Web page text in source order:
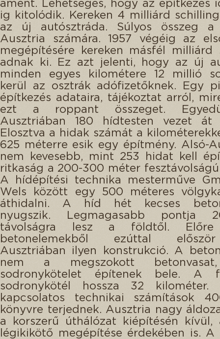
áment. Lehetséges, hogy az építkezés
ig kitolódik. Kereken 4 milliárd
az új autósztráda. Súlyos összeg
Ausztria számára. 1957 végéig az
megépítésére kereken másfél milliárd
adnak ki. Ez azt jelenti, hogy az új
minden egyes kilométere 12 millió
kerül az osztrák adófizetőknek. Egy
építkezés adataira, tájékoztat arról,
ezt a roppant összeget.
Ausztriában 180 hídtesten vezet át
Elosztva a hidak számát a
625 méterre esik egy építmény. Alsó-
nem kevesebb, mint 253 hidat kell
ritkaság a 200-300 méter
A hídépítési technika mesterműve
Wels között egy 500 méteres
áthidalni. A híd hét kecses
nyugszik. Legmagasabb pontja
távolságra lesz a földtől. Előre
betonelemekből ezúttal
Ausztriában ilyen konstrukció. A
nem a megszokott
sodronykötelet építenek bele. A
sodronykötél hossza 32
kapcsolatos technikai számítások
könyvre terjednek. Ausztria nagy
a korszerű úthálózat kiépítésén kívül,
légikikötő megépítése érdekében is. A